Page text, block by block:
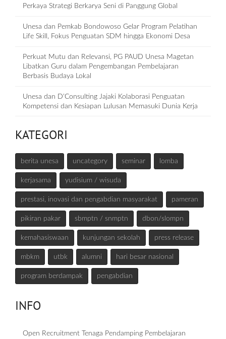
Perkaya Strategi Berkarya Seni di Panggung Global
Unesa dan Pemkab Bondowoso Gelar Program Pelatihan
Life Skill, Fokus Penguatan SDM hingga Ekonomi Desa
Perkuat Mutu dan Relevansi, PG PAUD Unesa Magetan
Libatkan Guru dalam Pengembangan Pembelajaran
Berbasis Budaya Lokal
Unesa dan D‘Consulting Jajaki Kolaborasi Penguatan
Kompetensi dan Kesiapan Lulusan Memasuki Dunia Kerja
KATEGORI
berita unesa uncategory seminar lomba
kerjasama yudisium / wisuda
prestasi, inovasi dan pengabdian masyarakat pameran
pikiran pakar sbmptn / snmptn dbon/slompn
kemahasiswaan kunjungan sekolah press release
mbkm utbk alumni hari besar nasional
program berdampak pengabdian
INFO
Open Recruitment Tenaga Pendamping Pembelajaran